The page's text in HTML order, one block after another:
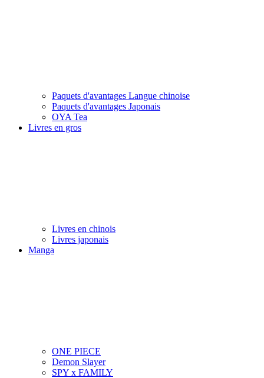
Paquets d'avantages Langue chinoise
Paquets d'avantages Japonais
OYA Tea
Livres en gros
Livres en chinois
Livres japonais
Manga
ONE PIECE
Demon Slayer
SPY x FAMILY